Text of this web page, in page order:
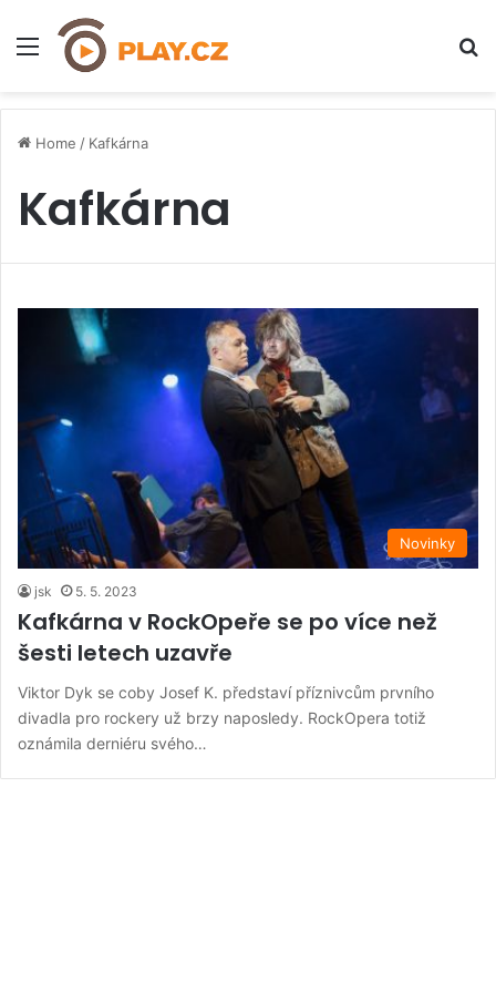
Menu
Home / Kafkárna
Kafkárna
Novinky
jsk 5. 5. 2023
Kafkárna v RockOpeře se po více než
šesti letech uzavře
Viktor Dyk se coby Josef K. představí příznivcům prvního
divadla pro rockery už brzy naposledy. RockOpera totiž
oznámila derniéru svého…